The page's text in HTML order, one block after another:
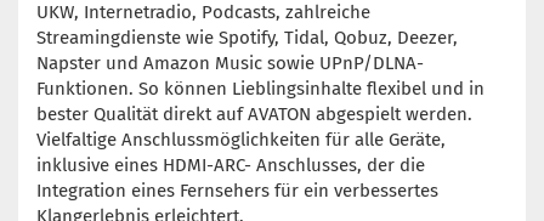
UKW, Internetradio, Podcasts, zahlreiche
Streamingdienste wie Spotify, Tidal, Qobuz, Deezer,
Napster und Amazon Music sowie UPnP/DLNA-
Funktionen. So können Lieblingsinhalte flexibel und in
bester Qualität direkt auf AVATON abgespielt werden.
Vielfaltige Anschlussmöglichkeiten für alle Geräte,
inklusive eines HDMI-ARC- Anschlusses, der die
Integration eines Fernsehers für ein verbessertes
Klangerlebnis erleichtert.